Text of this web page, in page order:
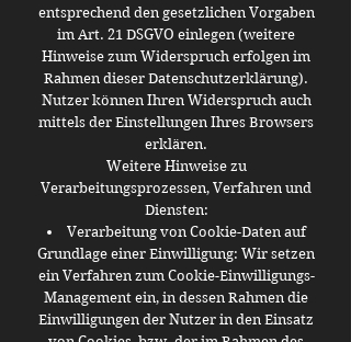
entsprechend den gesetzlichen Vorgaben
im Art. 21 DSGVO einlegen (weitere
Hinweise zum Widerspruch erfolgen im
Rahmen dieser Datenschutzerklärung).
Nutzer können Ihren Widerspruch auch
mittels der Einstellungen Ihres Browsers
erklären.
Weitere Hinweise zu
Verarbeitungsprozessen, Verfahren und
Diensten:
Verarbeitung von Cookie-Daten auf
Grundlage einer Einwilligung: Wir setzen
ein Verfahren zum Cookie-Einwilligungs-
Management ein, in dessen Rahmen die
Einwilligungen der Nutzer in den Einsatz